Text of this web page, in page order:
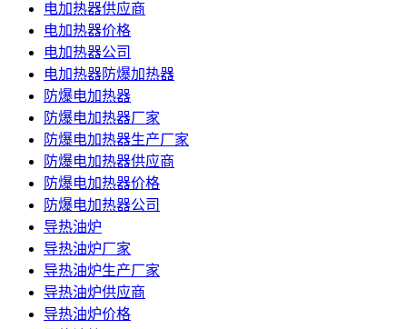
电加热器供应商
电加热器价格
电加热器公司
电加热器防爆加热器
防爆电加热器
防爆电加热器厂家
防爆电加热器生产厂家
防爆电加热器供应商
防爆电加热器价格
防爆电加热器公司
导热油炉
导热油炉厂家
导热油炉生产厂家
导热油炉供应商
导热油炉价格